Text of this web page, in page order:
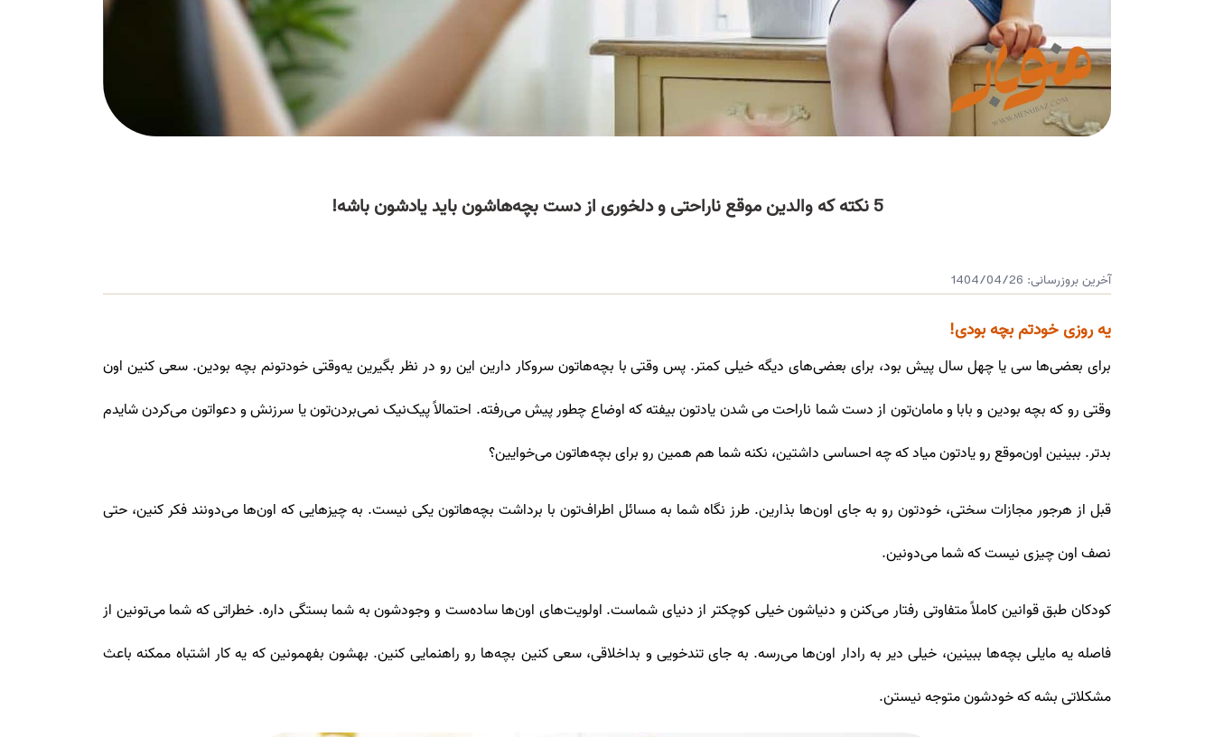
5 نکته‌ که والدین موقع ناراحتی و دلخوری از دست بچه‌هاشون باید یادشون باشه!
آخرین بروزرسانی: 1404/04/26
یه روزی خودتم بچه بودی!
برای بعضی‌ها سی یا چهل سال پیش بود، برای بعضی‌های دیگه خیلی کمتر. پس وقتی با بچه‌هاتون سروکار دارین این رو در نظر بگیرین یه‌وقتی خودتونم بچه بودین. سعی کنین اون
وقتی رو که بچه بودین و بابا و مامان‌تون از دست شما ناراحت می شدن یادتون بیفته که اوضاع چطور پیش می‌رفته. احتمالاً پیک‌نیک نمی‌بردن‌تون یا سرزنش و دعواتون می‌کردن شایدم
بدتر. ببینین اون‌موقع رو یادتون میاد که چه احساسی داشتین، نکنه شما هم همین رو برای بچه‌هاتون می‌خوایین؟
قبل از هر‌جور مجازات سختی، خودتون رو به جای اون‌ها بذارین. طرز نگاه شما به مسائل اطراف‌تون با برداشت بچه‌هاتون یکی نیست. به چیزهایی که اون‌ها می‌دونند فکر کنین، حتی
نصف اون چیزی نیست که شما می‌دونین.
کودکان طبق قوانین کاملاً متفاوتی رفتار می‌کنن و دنیاشون خیلی کوچکتر از دنیای شماست. اولویت‌های اون‌ها ساده‌ست و وجودشون به شما بستگی داره. خطراتی که شما می‌تونین از
فاصله یه مایلی بچه‌ها ببینین، خیلی دیر به رادار اون‌ها می‌رسه. به جای تندخویی و بداخلاقی، سعی کنین بچه‌ها رو راهنمایی کنین. بهشون بفهمونین که یه کار اشتباه ممکنه باعث
مشکلاتی بشه که خودشون متوجه نیستن.